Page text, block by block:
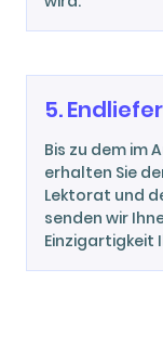
5.
Bis zu dem im
erhalten Sie
Lektorat und
senden wir
Einzigartigkeit